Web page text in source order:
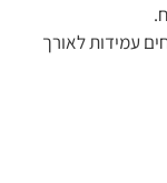
עמידות לאורך